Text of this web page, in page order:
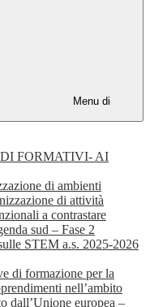
Menu di
FORMATIVI- AI
di ambienti
di attività
a contrastare
sud – Fase 2
STEM a.s. 2025-2026
di formazione per la
nell’ambito
dall’Unione europea –